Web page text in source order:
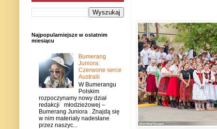
Najpopularniejsze w ostatnim
miesiącu
Bumerang
Juniora:
Czerwone serce
Australii
W Bumerangu
Polskim
rozpoczynamy nowy dział
redakcji młodzieżowej –
Bumerang Juniora . Znajdą się
w nim materiały nadesłane
przez naszyc...